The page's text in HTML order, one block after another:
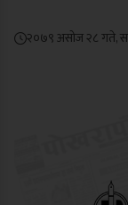
२०७९ असोज २८ गते,